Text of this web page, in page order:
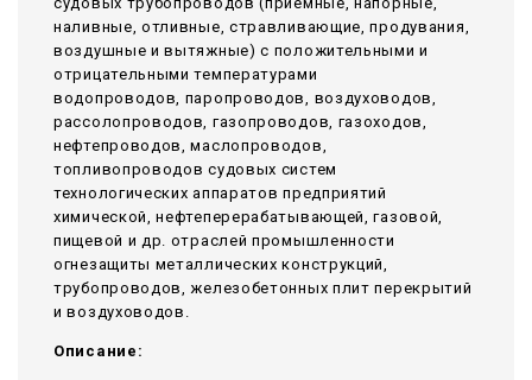
наливные, отливные, стравливающие, продувания,
воздушные и вытяжные) с положительными и
отрицательными температурами
водопроводов, паропроводов, воздуховодов,
рассолопроводов, газопроводов, газоходов,
нефтепроводов, маслопроводов,
топливопроводов судовых систем
технологических аппаратов предприятий
химической, нефтеперерабатывающей, газовой,
пищевой и др. отраслей промышленности
огнезащиты металлических конструкций,
трубопроводов, железобетонных плит перекрытий
и воздуховодов.
Описание: